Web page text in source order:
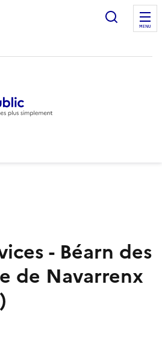
Ouvrir
MENU
- Béarn des
de Navarrenx